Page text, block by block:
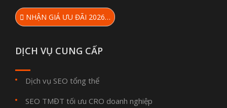
NHẬN GIÁ ƯU ĐÃI 2026…
DỊCH VỤ CUNG CẤP
Dịch vụ SEO tổng thể
SEO TMĐT tối ưu CRO doanh nghiệp